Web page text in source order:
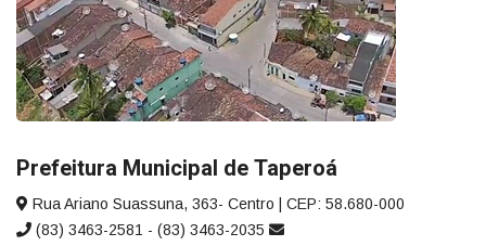
Prefeitura Municipal de Taperoá
Rua Ariano Suassuna, 363- Centro | CEP: 58.680-000
(83) 3463-2581 - (83) 3463-2035